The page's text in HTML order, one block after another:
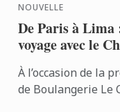
NOUVELLE
De Paris à
voyage avec le
À l’occasion de la
de Boulangerie Le